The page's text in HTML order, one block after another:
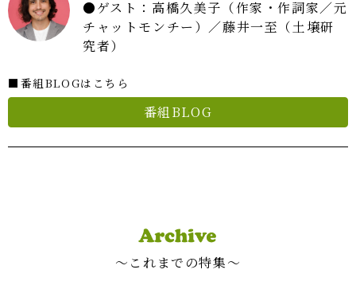
ゲスト：高橋久美子（作家・作詞家／元
チャットモンチー）／藤井一至（土壌研
究者）
■番組BLOGはこちら
番組BLOG
〜これまでの特集〜